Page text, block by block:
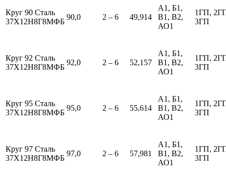
Круг 90 Сталь
37Х12Н8Г8МФБ
90,0 2 – 6 49,914
А1, Б1,
В1, В2,
АО1
1ГП,
3ГП
Круг 92 Сталь
37Х12Н8Г8МФБ
92,0 2 – 6 52,157
А1, Б1,
В1, В2,
АО1
1ГП,
3ГП
Круг 95 Сталь
37Х12Н8Г8МФБ
95,0 2 – 6 55,614
А1, Б1,
В1, В2,
АО1
1ГП,
3ГП
Круг 97 Сталь
37Х12Н8Г8МФБ
97,0 2 – 6 57,981
А1, Б1,
В1, В2,
АО1
1ГП,
3ГП